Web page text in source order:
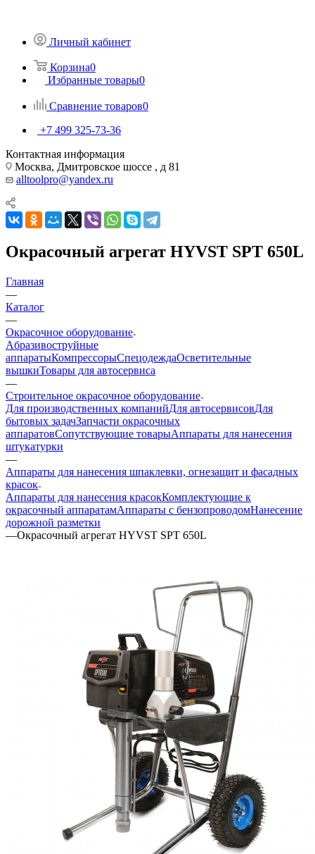
Личный кабинет
Корзина0
Избранные товары0
Сравнение товаров0
+7 499 325-73-36
Контактная информация
Москва, Дмитровское шоссе , д 81
alltoolpro@yandex.ru
Окрасочный агрегат HYVST SPT 650L
Главная
—
Каталог
—
Окрасочное оборудование
Aбразивоструйные
аппаратыКомпрессорыСпецодеждаОсветительные
вышкиТовары для автосервиса
—
Строительное окрасочное оборудование
Для производственных компанийДля автосервисовДля
бытовых задачЗапчасти окрасочных
аппаратовСопутствующие товарыАппараты для нанесения
штукатурки
—
Аппараты для нанесения шпаклевки, огнезащит и фасадных
красок
Аппараты для нанесения красокКомплектующие к
окрасочный аппаратамАппараты с бензопроводомНанесение
дорожной разметки
—Окрасочный агрегат HYVST SPT 650L